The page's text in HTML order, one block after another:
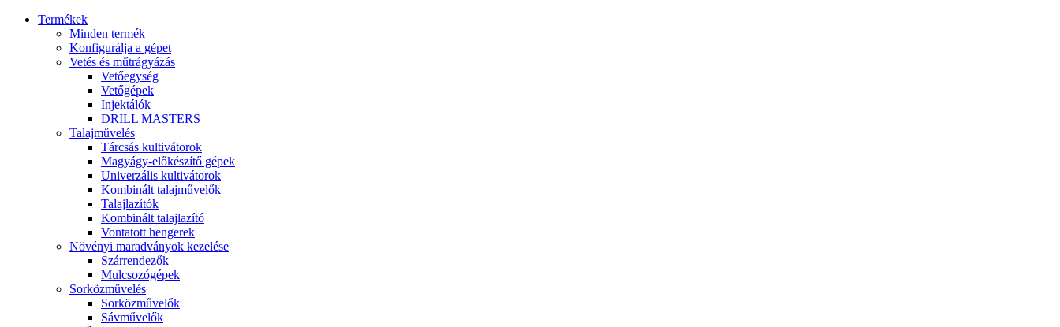
Termékek
Minden termék
Konfigurálja a gépet
Vetés és műtrágyázás
Vetőegység
Vetőgépek
Injektálók
DRILL MASTERS
Talajművelés
Tárcsás kultivátorok
Magyágy-előkészítő gépek
Univerzális kultivátorok
Kombinált talajművelők
Talajlazítók
Kombinált talajlazító
Vontatott hengerek
Növényi maradványok kezelése
Szárrendezők
Mulcsozógépek
Sorközművelés
Sorközművelők
Sávművelők